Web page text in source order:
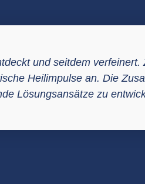
und seitdem
Heilimpulse an. Die
Lösungsansätze zu